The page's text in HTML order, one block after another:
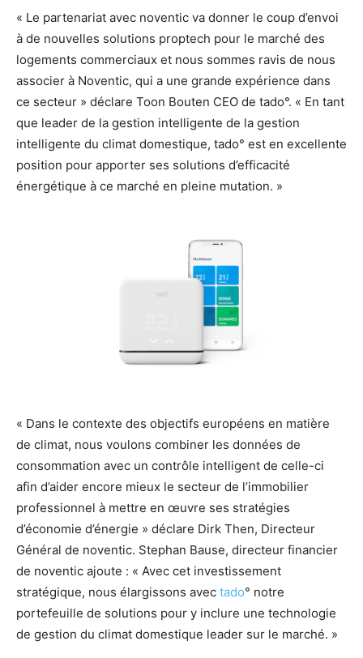
« Le partenariat avec noventic va donner le coup d’envoi
à de nouvelles solutions proptech pour le marché des
logements commerciaux et nous sommes ravis de nous
associer à Noventic, qui a une grande expérience dans
ce secteur » déclare Toon Bouten CEO de tado°. « En tant
que leader de la gestion intelligente de la gestion
intelligente du climat domestique, tado° est en excellente
position pour apporter ses solutions d’efficacité
énergétique à ce marché en pleine mutation. »
« Dans le contexte des objectifs européens en matière
de climat, nous voulons combiner les données de
consommation avec un contrôle intelligent de celle-ci
afin d’aider encore mieux le secteur de l’immobilier
professionnel à mettre en œuvre ses stratégies
d’économie d’énergie » déclare Dirk Then, Directeur
Général de noventic. Stephan Bause, directeur financier
de noventic ajoute : « Avec cet investissement
stratégique, nous élargissons avec tado° notre
portefeuille de solutions pour y inclure une technologie
de gestion du climat domestique leader sur le marché. »